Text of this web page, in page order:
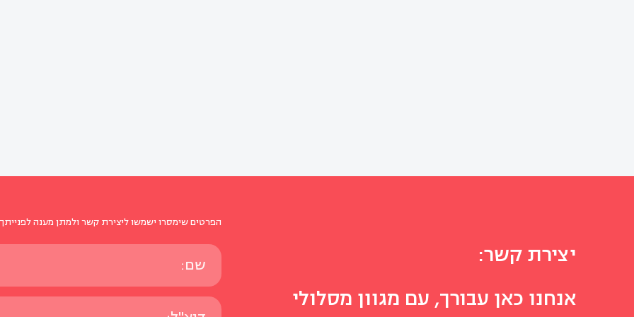
יצירת קשר:
אנחנו כאן עבורך, עם מגוון מסלולי
הפרטים שימסרו ישמשו ליצירת קשר ולמתן מענה